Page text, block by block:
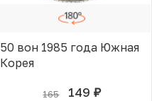
50 вон 1985 года Южная
Корея
165 149 руб.
В КОРЗИНЕ